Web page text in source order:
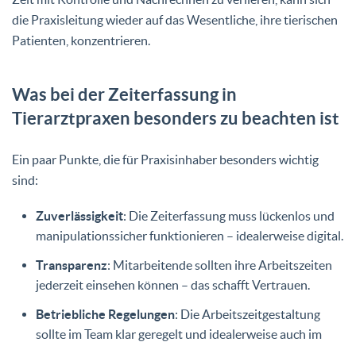
die Praxisleitung wieder auf das Wesentliche, ihre tierischen
Patienten, konzentrieren.
Was bei der Zeiterfassung in
Tierarztpraxen besonders zu beachten ist
Ein paar Punkte, die für Praxisinhaber besonders wichtig
sind:
Zuverlässigkeit: Die Zeiterfassung muss lückenlos und
manipulationssicher funktionieren – idealerweise digital.
Transparenz: Mitarbeitende sollten ihre Arbeitszeiten
jederzeit einsehen können – das schafft Vertrauen.
Betriebliche Regelungen: Die Arbeitszeitgestaltung
sollte im Team klar geregelt und idealerweise auch im